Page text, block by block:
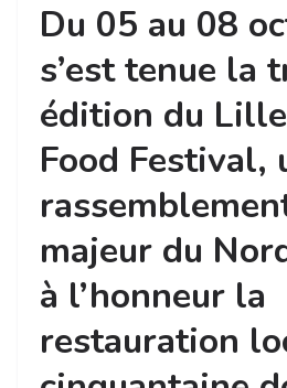
Du 05 au 08
s’est tenue la
édition du
Food Festival,
majeur du
à l’honneur la
restauration